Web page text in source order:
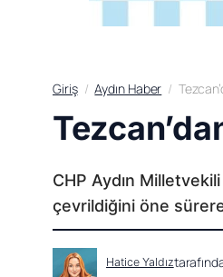
Giriş Aydın Haber
CHP Aydın
çevrildiğini öne
Hatice Yaldız